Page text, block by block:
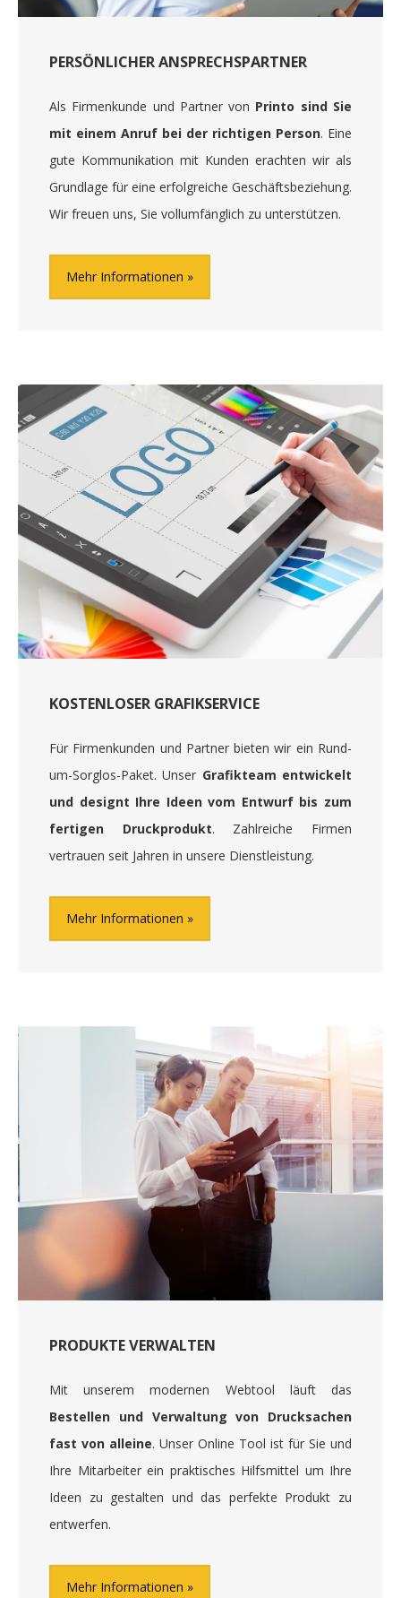
PERSÖNLICHER ANSPRECHSPARTNER
Als Firmenkunde und Partner von Printo sind Sie
mit einem Anruf bei der richtigen Person. Eine
gute Kommunikation mit Kunden erachten wir als
Grundlage für eine erfolgreiche Geschäftsbeziehung.
Wir freuen uns, Sie vollumfänglich zu unterstützen.
Mehr Informationen
KOSTENLOSER GRAFIKSERVICE
Für Firmenkunden und Partner bieten wir ein Rund-
um-Sorglos-Paket. Unser Grafikteam entwickelt
und designt Ihre Ideen vom Entwurf bis zum
fertigen Druckprodukt. Zahlreiche Firmen
vertrauen seit Jahren in unsere Dienstleistung.
Mehr Informationen
PRODUKTE VERWALTEN
Mit unserem modernen Webtool läuft das
Bestellen und Verwaltung von Drucksachen
fast von alleine. Unser Online Tool ist für Sie und
Ihre Mitarbeiter ein praktisches Hilfsmittel um Ihre
Ideen zu gestalten und das perfekte Produkt zu
entwerfen.
Mehr Informationen